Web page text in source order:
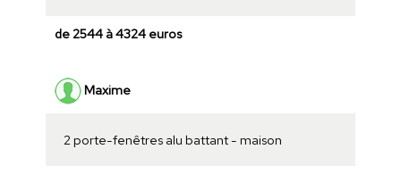
de 2544 à 4324 euros
Maxime
2 porte-fenêtres alu battant - maison